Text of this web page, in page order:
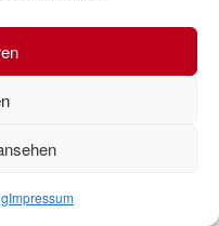
Impressum